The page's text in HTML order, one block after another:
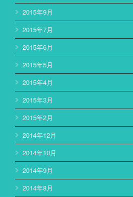
2015年9月
2015年7月
2015年6月
2015年5月
2015年4月
2015年3月
2015年2月
2014年12月
2014年10月
2014年9月
2014年8月